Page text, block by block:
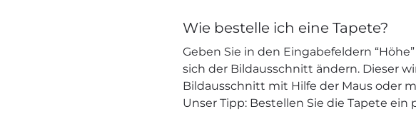
Wie bestelle ich eine Tapete?
Geben Sie in den Eingabefeldern
sich der Bildausschnitt ändern. Dieser
Bildausschnitt mit Hilfe der Maus oder
Unser Tipp: Bestellen Sie die Tapete